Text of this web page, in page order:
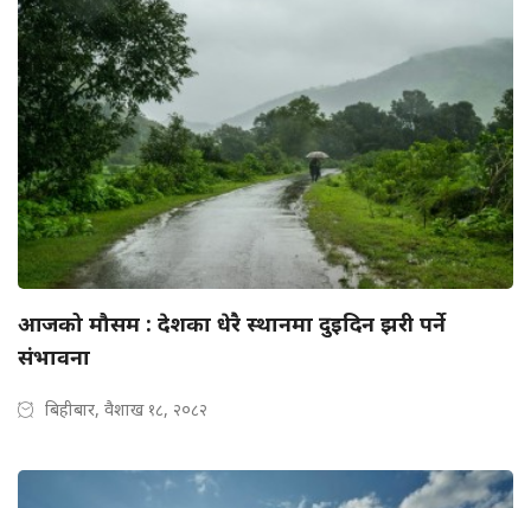
आजको मौसम : देशका धेरै स्थानमा दुइदिन झरी पर्ने
संभावना
बिहीबार, वैशाख १८, २०८२